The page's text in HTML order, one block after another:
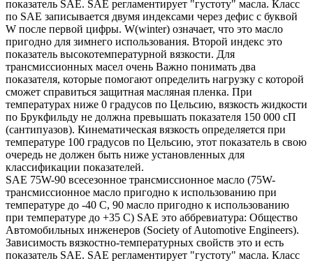
показатель SAE. SAE регламентирует "густоту" масла. Класс
по SAE записывается двумя индексами через дефис с буквой
W после первой цифры. W(winter) означает, что это масло
пригодно для зимнего использования. Второй индекс это
показатель высокотемпературной вязкости. Для
трансмиссионных масел очень Важно понимать два
показателя, которые помогают определить нагрузку с которой
сможет справиться защитная масляная пленка. При
температурах ниже 0 градусов по Цельсию, вязкость жидкости
по Брукфильду не должна превышать показателя 150 000 сП
(сантипуазов). Кинематическая вязкость определяется при
температуре 100 градусов по Цельсию, этот показатель в свою
очередь не должен быть ниже установленных для
классификации показателей.
SAE 75W-90 всесезонное трансмиссионное масло (75W-
трансмиссионное масло пригодно к использованию при
температуре до -40 С, 90 масло пригодно к использованию
при температуре до +35 С) SAE это аббревиатура: Общество
Автомобильных инженеров (Society of Automotive Engineers).
Зависимость вязкостно-температурных свойств это и есть
показатель SAE. SAE регламентирует "густоту" масла. Класс